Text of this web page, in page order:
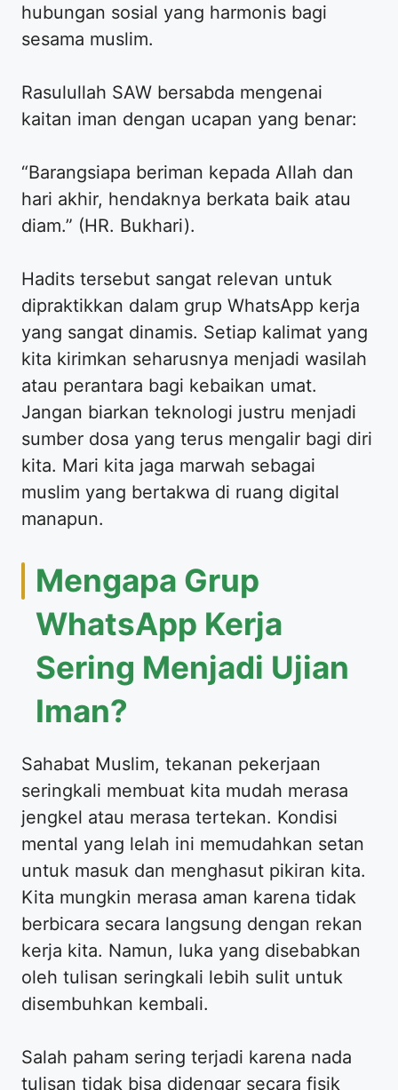
hubungan sosial yang harmonis bagi
sesama muslim.
Rasulullah SAW bersabda mengenai
kaitan iman dengan ucapan yang benar:
“Barangsiapa beriman kepada Allah dan
hari akhir, hendaknya berkata baik atau
diam.” (HR. Bukhari).
Hadits tersebut sangat relevan untuk
dipraktikkan dalam grup WhatsApp kerja
yang sangat dinamis. Setiap kalimat yang
kita kirimkan seharusnya menjadi wasilah
atau perantara bagi kebaikan umat.
Jangan biarkan teknologi justru menjadi
sumber dosa yang terus mengalir bagi diri
kita. Mari kita jaga marwah sebagai
muslim yang bertakwa di ruang digital
manapun.
Mengapa Grup
WhatsApp Kerja
Sering Menjadi Ujian
Iman?
Sahabat Muslim, tekanan pekerjaan
seringkali membuat kita mudah merasa
jengkel atau merasa tertekan. Kondisi
mental yang lelah ini memudahkan setan
untuk masuk dan menghasut pikiran kita.
Kita mungkin merasa aman karena tidak
berbicara secara langsung dengan rekan
kerja kita. Namun, luka yang disebabkan
oleh tulisan seringkali lebih sulit untuk
disembuhkan kembali.
Salah paham sering terjadi karena nada
tulisan tidak bisa didengar secara fisik